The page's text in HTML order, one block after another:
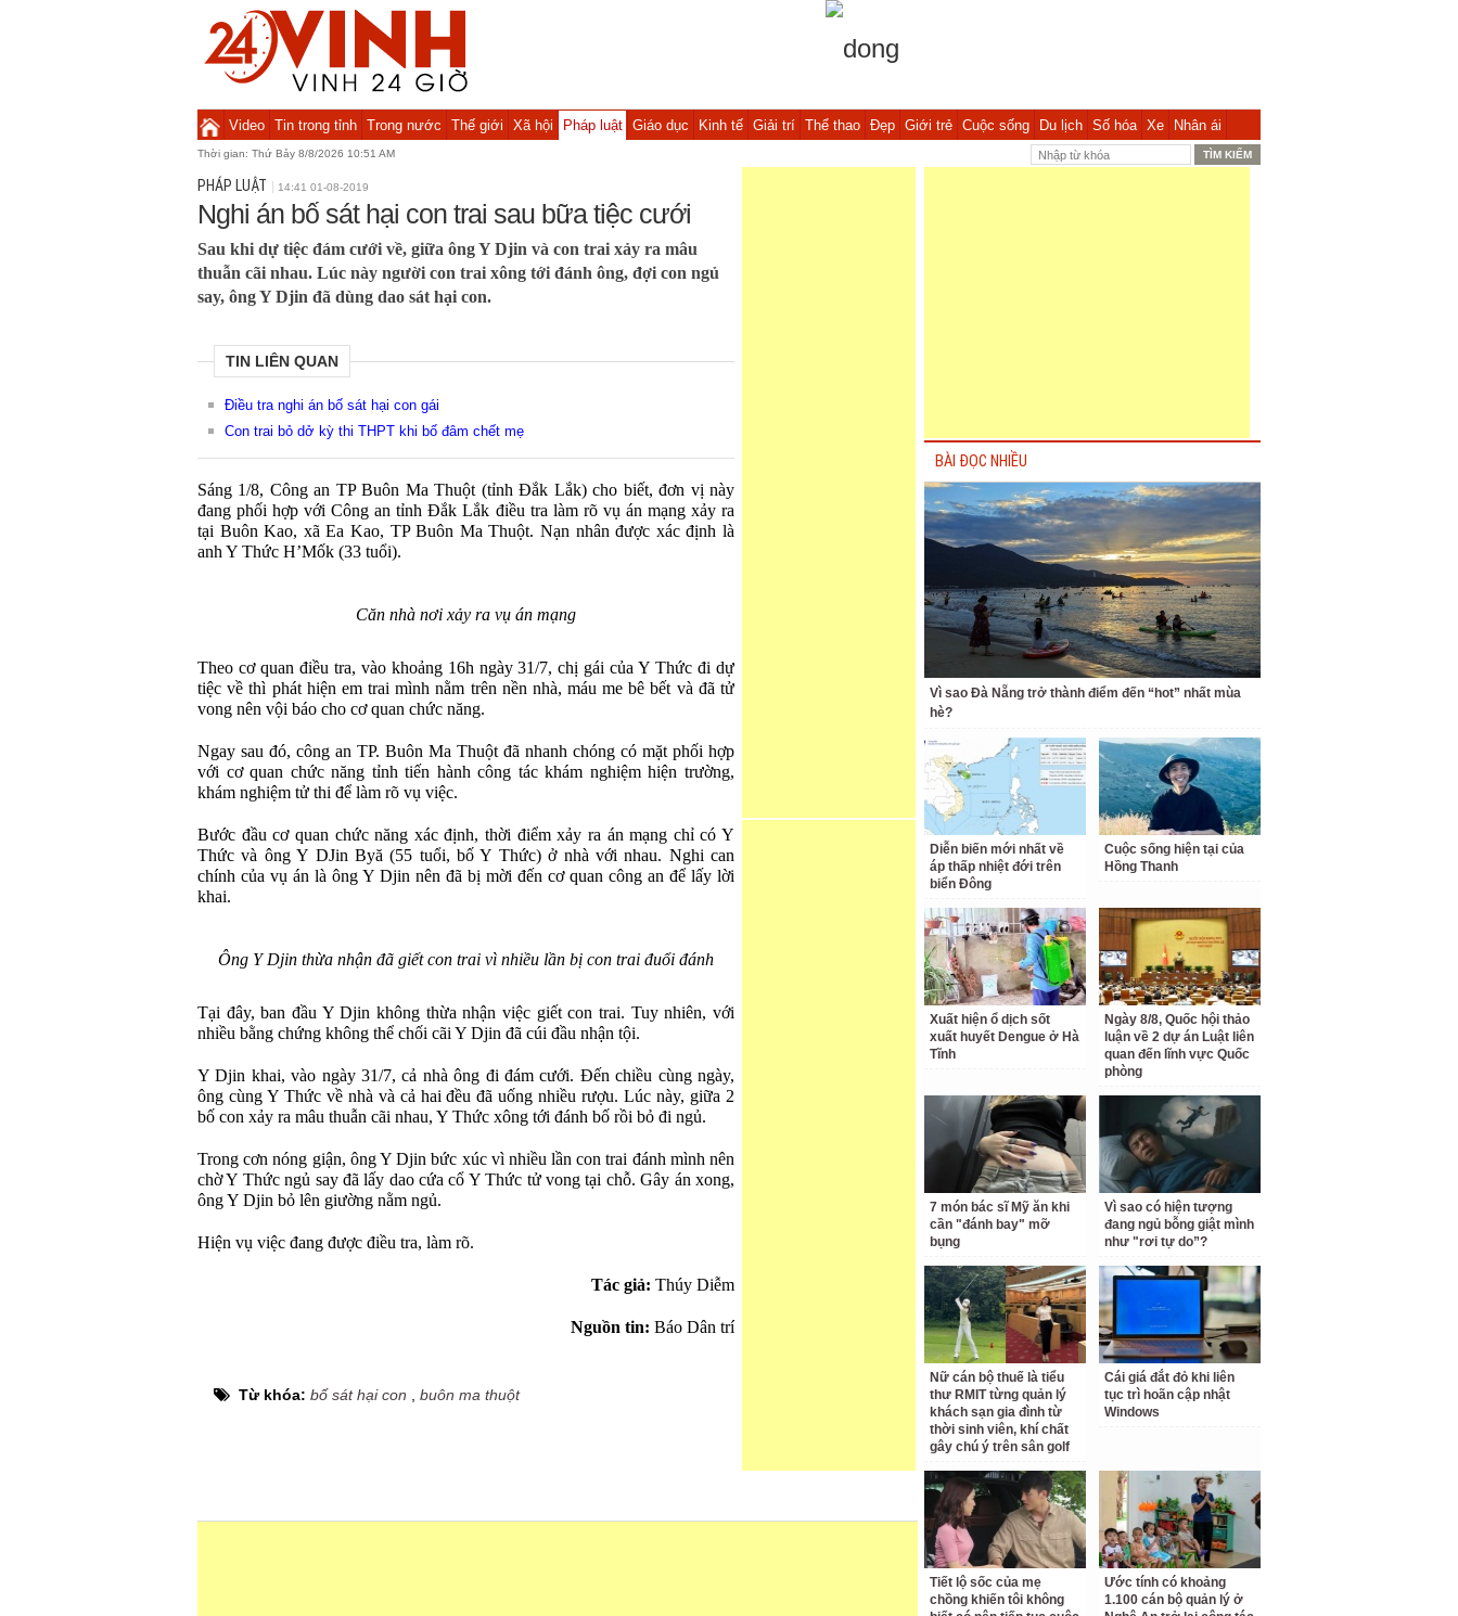
Video Tin trong tỉnh Trong nước Thế giới Xã hội Pháp luật Giáo dục Kinh tế Giải trí Thể thao Đẹp Giới trẻ Cuộc sống Du lịch Số hóa Xe Nhân ái
Thời gian: Thứ Bảy 8/8/2026 10:51 AM
PHÁP LUẬT 14:41 01-08-2019
Nghi án bố sát hại con trai sau bữa tiệc cưới
Sau khi dự tiệc đám cưới về, giữa ông Y Djin và con trai xảy ra mâu
thuẫn cãi nhau. Lúc này người con trai xông tới đánh ông, đợi con ngủ
say, ông Y Djin đã dùng dao sát hại con.
TIN LIÊN QUAN
Điều tra nghi án bố sát hại con gái
Con trai bỏ dở kỳ thi THPT khi bố đâm chết mẹ
Sáng 1/8, Công an TP Buôn Ma Thuột (tỉnh Đắk Lắk) cho biết, đơn vị này
đang phối hợp với Công an tỉnh Đắk Lắk điều tra làm rõ vụ án mạng xảy ra
tại Buôn Kao, xã Ea Kao, TP Buôn Ma Thuột. Nạn nhân được xác định là
anh Y Thức H’Mốk (33 tuổi).
Căn nhà nơi xảy ra vụ án mạng
Theo cơ quan điều tra, vào khoảng 16h ngày 31/7, chị gái của Y Thức đi dự
tiệc về thì phát hiện em trai mình nằm trên nền nhà, máu me bê bết và đã tử
vong nên vội báo cho cơ quan chức năng.
Ngay sau đó, công an TP. Buôn Ma Thuột đã nhanh chóng có mặt phối hợp
với cơ quan chức năng tỉnh tiến hành công tác khám nghiệm hiện trường,
khám nghiệm tử thi để làm rõ vụ việc.
Bước đầu cơ quan chức năng xác định, thời điểm xảy ra án mạng chỉ có Y
Thức và ông Y DJin Byă (55 tuổi, bố Y Thức) ở nhà với nhau. Nghi can
chính của vụ án là ông Y Djin nên đã bị mời đến cơ quan công an để lấy lời
khai.
Ông Y Djin thừa nhận đã giết con trai vì nhiều lần bị con trai đuổi đánh
Tại đây, ban đầu Y Djin không thừa nhận việc giết con trai. Tuy nhiên, với
nhiều bằng chứng không thể chối cãi Y Djin đã cúi đầu nhận tội.
Y Djin khai, vào ngày 31/7, cả nhà ông đi đám cưới. Đến chiều cùng ngày,
ông cùng Y Thức về nhà và cả hai đều đã uống nhiều rượu. Lúc này, giữa 2
bố con xảy ra mâu thuẫn cãi nhau, Y Thức xông tới đánh bố rồi bỏ đi ngủ.
Trong cơn nóng giận, ông Y Djin bức xúc vì nhiều lần con trai đánh mình nên
chờ Y Thức ngủ say đã lấy dao cứa cổ Y Thức tử vong tại chỗ. Gây án xong,
ông Y Djin bỏ lên giường nằm ngủ.
Hiện vụ việc đang được điều tra, làm rõ.
Tác giả: Thúy Diễm
Nguồn tin: Báo Dân trí
Từ khóa: bố sát hại con buôn ma thuột
BÀI ĐỌC NHIỀU
Vì sao Đà Nẵng trở thành điểm đến “hot” nhất mùa
hè?
Diễn biến mới nhất về
áp thấp nhiệt đới trên
biển Đông
Cuộc sống hiện tại của
Hồng Thanh
Xuất hiện ổ dịch sốt
xuất huyết Dengue ở Hà
Tĩnh
Ngày 8/8, Quốc hội thảo
luận về 2 dự án Luật liên
quan đến lĩnh vực Quốc
phòng
7 món bác sĩ Mỹ ăn khi
cần "đánh bay" mỡ
bụng
Vì sao có hiện tượng
đang ngủ bỗng giật mình
như "rơi tự do”?
Nữ cán bộ thuế là tiểu
thư RMIT từng quản lý
khách sạn gia đình từ
thời sinh viên, khí chất
gây chú ý trên sân golf
Cái giá đắt đỏ khi liên
tục trì hoãn cập nhật
Windows
Tiết lộ sốc của mẹ
chồng khiến tôi không
Ước tính có khoảng
1.100 cán bộ quản lý ở